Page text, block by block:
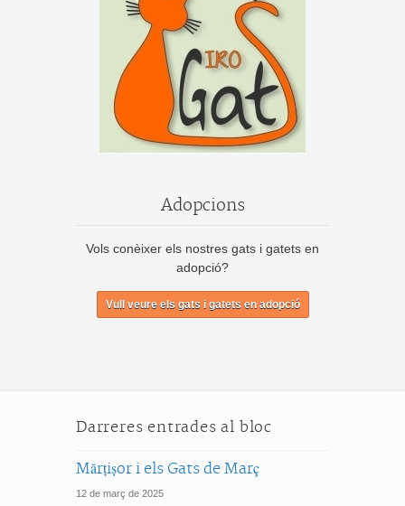
Adopcions
Vols conèixer els nostres gats i gatets en
adopció?
Vull veure els gats i gatets en adopció
Darreres entrades al bloc
Mărțișor i els Gats de Març
12 de març de 2025